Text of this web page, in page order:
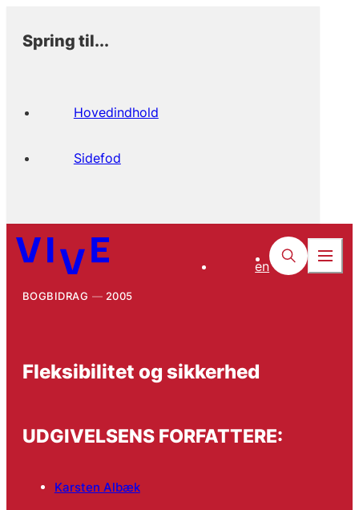
Spring til...
Hovedindhold
Sidefod
en
BOGBIDRAG 2005
Fleksibilitet og sikkerhed
UDGIVELSENS FORFATTERE:
Karsten Albæk